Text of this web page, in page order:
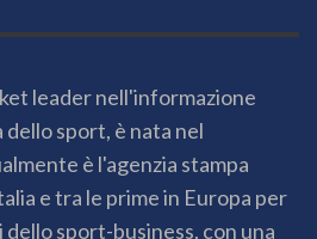
leader nell'informazione
sport, è nata nel
è l'agenzia stampa
e tra le prime in Europa per
sport-business, con una